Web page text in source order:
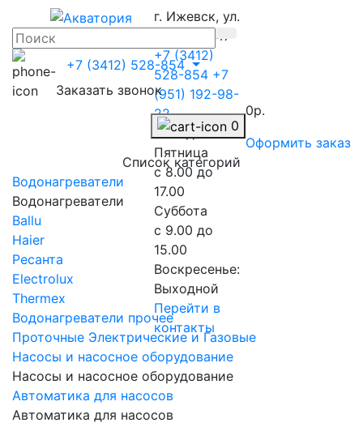
г. Ижевск, ул.
Телегина 47
+7 (3412)
528-854 +7
(951) 192-98-
22
Понедельник-
Пятница
с 8.00 до
17.00
Суббота
с 9.00 до
15.00
Воскресенье:
Выходной
Перейти в
контакты
+7 (3412) 528-854
Заказать звонок
0
0р.
Оформить заказ
Список категорий
Водонагреватели
Водонагреватели
Ballu
Haier
Ресанта
Electrolux
Thermex
Водонагреватели прочее
Проточные Электрические и Газовые
Насосы и насосное оборудование
Насосы и насосное оборудование
Автоматика для насосов
Автоматика для насосов